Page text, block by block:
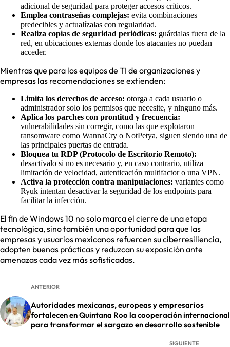
adicional de seguridad para proteger accesos críticos.
Emplea contraseñas complejas: evita combinaciones
predecibles y actualízalas con regularidad.
Realiza copias de seguridad periódicas: guárdalas fuera de la
red, en ubicaciones externas donde los atacantes no puedan
acceder.
Mientras que para los equipos de TI de organizaciones y
empresas las recomendaciones se extienden:
Limita los derechos de acceso: otorga a cada usuario o
administrador solo los permisos que necesite, y ninguno más.
Aplica los parches con prontitud y frecuencia:
vulnerabilidades sin corregir, como las que explotaron
ransomware como WannaCry o NotPetya, siguen siendo una de
las principales puertas de entrada.
Bloquea tu RDP (Protocolo de Escritorio Remoto):
desactívalo si no es necesario y, en caso contrario, utiliza
limitación de velocidad, autenticación multifactor o una VPN.
Activa la protección contra manipulaciones: variantes como
Ryuk intentan desactivar la seguridad de los endpoints para
facilitar la infección.
El fin de Windows 10 no solo marca el cierre de una etapa
tecnológica, sino también una oportunidad para que las
empresas y usuarios mexicanos refuercen su ciberresiliencia,
adopten buenas prácticas y reduzcan su exposición ante
amenazas cada vez más sofisticadas.
ANTERIOR
Autoridades mexicanas, europeas y empresarios
fortalecen en Quintana Roo la cooperación internacional
para transformar el sargazo en desarrollo sostenible
SIGUIENTE